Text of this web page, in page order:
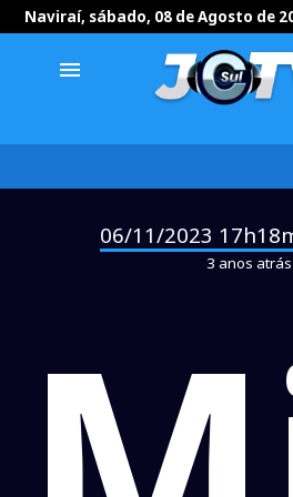
Naviraí, sábado, 08 de Agosto de
menu
06/11/2023
3 anos atrás